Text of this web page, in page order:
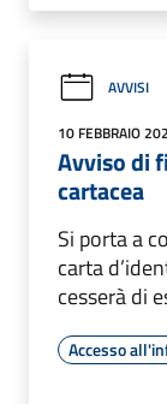
AVVISI
10 FEBBRAIO
Avviso di
cartacea
Si porta a
carta
cesserà di
Accesso